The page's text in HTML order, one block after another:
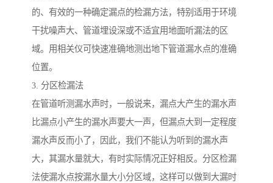
的、有效的一种确定漏点的检漏方法，特别适用于环境
干扰噪声大、管道埋设深或不适宜用地面听漏法的区
域。用相关仪可快速准确地测出地下管道漏水点的准确
位置。
3. 分区检漏法
在管道听测漏水声时，一般说来，漏点大产生的漏水声
比漏点小产生的漏水声要大一声，但漏点大到一定程度
漏水声反而小了，因此，我们不能认为听到的漏水声
大，其漏水量就大，有时实际情况正好相反。分区检漏
法使漏水点按漏水量大小分区域，这样可以做到大漏时